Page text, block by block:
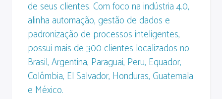
de seus clientes. Com foco na indústria 4.0,
alinha automação, gestão de dados e
padronização de processos inteligentes,
possui mais de 300 clientes localizados no
Brasil, Argentina, Paraguai, Peru, Equador,
Colômbia, El Salvador, Honduras, Guatemala
e México.